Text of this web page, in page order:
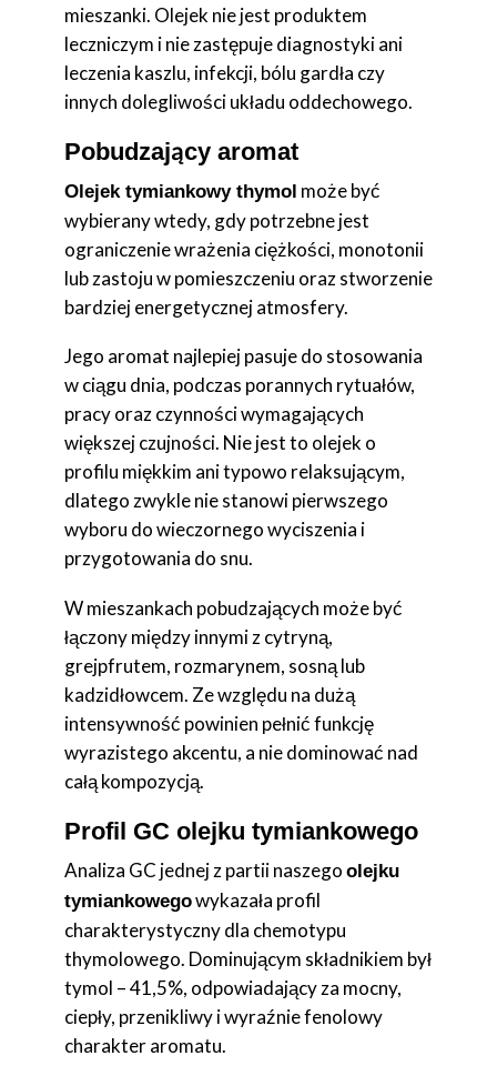
mieszanki. Olejek nie jest produktem
leczniczym i nie zastępuje diagnostyki ani
leczenia kaszlu, infekcji, bólu gardła czy
innych dolegliwości układu oddechowego.
Pobudzający aromat
Olejek tymiankowy thymol może być
wybierany wtedy, gdy potrzebne jest
ograniczenie wrażenia ciężkości, monotonii
lub zastoju w pomieszczeniu oraz stworzenie
bardziej energetycznej atmosfery.
Jego aromat najlepiej pasuje do stosowania
w ciągu dnia, podczas porannych rytuałów,
pracy oraz czynności wymagających
większej czujności. Nie jest to olejek o
profilu miękkim ani typowo relaksującym,
dlatego zwykle nie stanowi pierwszego
wyboru do wieczornego wyciszenia i
przygotowania do snu.
W mieszankach pobudzających może być
łączony między innymi z cytryną,
grejpfrutem, rozmarynem, sosną lub
kadzidłowcem. Ze względu na dużą
intensywność powinien pełnić funkcję
wyrazistego akcentu, a nie dominować nad
całą kompozycją.
Profil GC olejku tymiankowego
Analiza GC jednej z partii naszego olejku
tymiankowegowykazała profil
charakterystyczny dla chemotypu
thymolowego. Dominującym składnikiem był
tymol – 41,5%, odpowiadający za mocny,
ciepły, przenikliwy i wyraźnie fenolowy
charakter aromatu.